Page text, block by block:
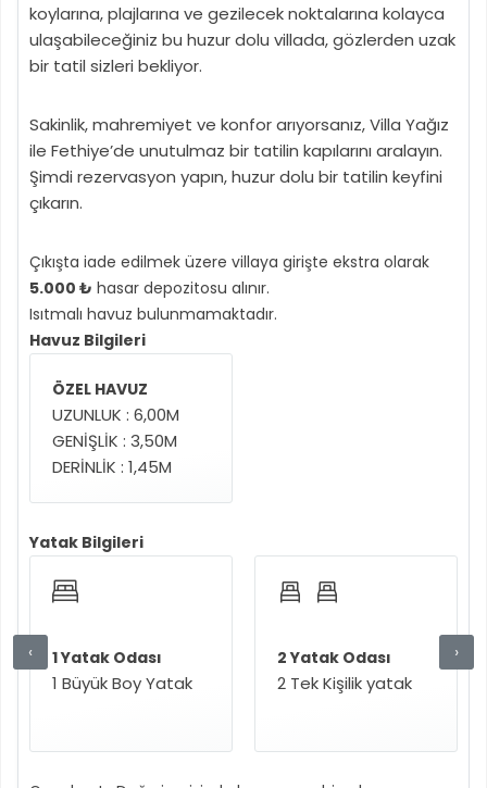
koylarına, plajlarına ve gezilecek noktalarına kolayca
ulaşabileceğiniz bu huzur dolu villada, gözlerden uzak
bir tatil sizleri bekliyor.
Sakinlik, mahremiyet ve konfor arıyorsanız, Villa Yağız
ile Fethiye’de unutulmaz bir tatilin kapılarını aralayın.
Şimdi rezervasyon yapın, huzur dolu bir tatilin keyfini
çıkarın.
Çıkışta iade edilmek üzere villaya girişte ekstra olarak
5.000 ₺ hasar depozitosu alınır.
Isıtmalı havuz bulunmamaktadır.
Havuz Bilgileri
ÖZEL HAVUZ
UZUNLUK : 6,00M
GENİŞLİK : 3,50M
DERİNLİK : 1,45M
Yatak Bilgileri
1 Yatak Odası
1 Büyük Boy Yatak
2 Yatak Odası
2 Tek Kişilik yatak
‹ ›